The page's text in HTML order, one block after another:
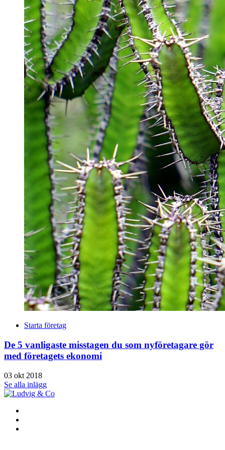
Starta företag
De 5 vanligaste misstagen du som nyföretagare gör
med företagets ekonomi
03 okt 2018
Se alla inlägg